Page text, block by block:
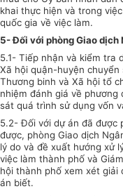
khai thực hiện và trong
quốc gia về việc làm.
5- Đối với phòng Giao dịch
5.1- Tiếp nhận và kiểm tra
Xã hội quận-huyện
Thương binh và Xã hội tổ
nhiệm đánh giá về
sát quá trình sử dụng vốn
5.2- Đối với dự án đã được
được, phòng Giao dịch
lý do và đề xuất hướng xử
việc làm thành phố và
hội thành phố xem xét
án biết.